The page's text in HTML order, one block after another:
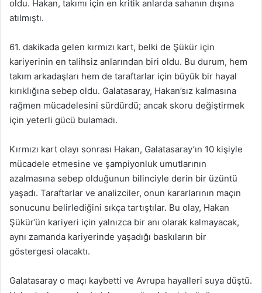
oldu. Hakan, takımı için en kritik anlarda sahanın dışına
atılmıştı.
61. dakikada gelen kırmızı kart, belki de Şükür için
kariyerinin en talihsiz anlarından biri oldu. Bu durum, hem
takım arkadaşları hem de taraftarlar için büyük bir hayal
kırıklığına sebep oldu. Galatasaray, Hakan’sız kalmasına
rağmen mücadelesini sürdürdü; ancak skoru değiştirmek
için yeterli gücü bulamadı.
Kırmızı kart olayı sonrası Hakan, Galatasaray’ın 10 kişiyle
mücadele etmesine ve şampiyonluk umutlarının
azalmasına sebep olduğunun bilinciyle derin bir üzüntü
yaşadı. Taraftarlar ve analizciler, onun kararlarının maçın
sonucunu belirlediğini sıkça tartıştılar. Bu olay, Hakan
Şükür’ün kariyeri için yalnızca bir anı olarak kalmayacak,
aynı zamanda kariyerinde yaşadığı baskıların bir
göstergesi olacaktı.
Galatasaray o maçı kaybetti ve Avrupa hayalleri suya düştü.